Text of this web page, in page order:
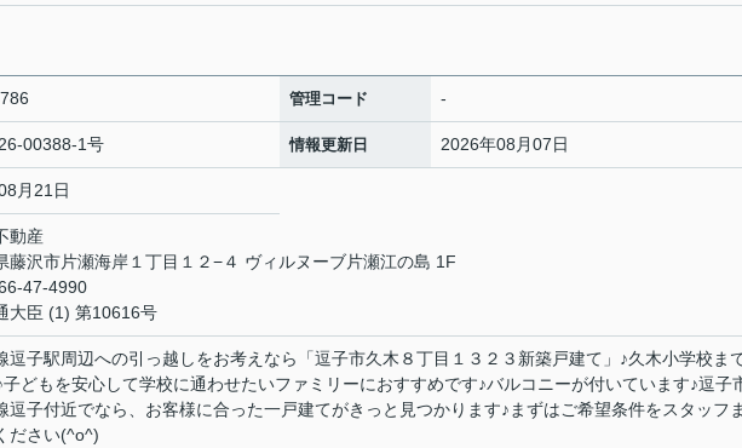
管理コード -
00388-1号 情報更新日 2026年08月07日
月21日
動産
藤沢市片瀬海岸１丁目１２−４ ヴィルヌーブ片瀬江の島 1F
47-4990
大臣 (1) 第10616号
逗子駅周辺への引っ越しをお考えなら「逗子市久木８丁目１３２３新築戸建て」♪久木小学校ま
どもを安心して学校に通わせたいファミリーにおすすめです♪バルコニーが付いています♪逗子
逗子付近でなら、お客様に合った一戸建てがきっと見つかります♪まずはご希望条件をスタッフ
ださい(^o^)